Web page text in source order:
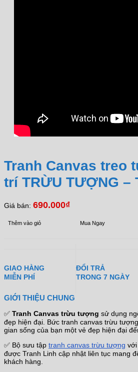
Tranh Canvas treo
trí TRỪU TƯỢNG –
Giá bán: 690.000₫
Thêm vào giỏ Mua Ngay
GIAO HÀNG
MIỄN PHÍ
ĐỔI TRẢ
TRONG 7 NGÀY
GIỚI THIỆU CHUNG
✅ Tranh Canvas trừu tượng sử dụng
đẹp hiện đại. Bức tranh canvas trừu
gian sống của bạn một vẻ đẹp hiện đại
✅ Bộ sưu tập tranh canvas trừu tượng
được Tranh Linh cập nhật liên tục mang
khách hàng.